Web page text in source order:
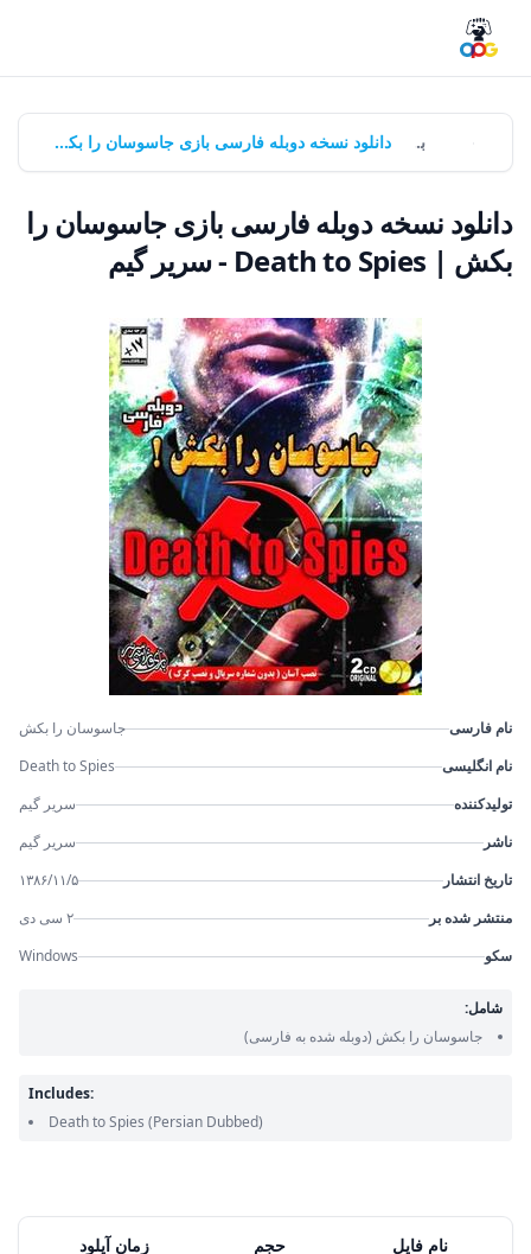
بازی‌ها دانلود نسخه دوبله فارسی بازی جاسوسان را بکش | Death to Spies - سریر گیم
دانلود نسخه دوبله فارسی بازی جاسوسان را
بکش | Death to Spies - سریر گیم
نام فایل حجم زمان آپلود
نام فارسی
جاسوسان را بکش
نام انگلیسی
Death to Spies
تولیدکننده
سریر گیم
ناشر
سریر گیم
تاریخ انتشار
۱۳۸۶/۱۱/۵
منتشر شده بر
۲ سی دی
سکو
Windows
شامل:
جاسوسان را بکش (دوبله شده به فارسی)
Includes:
Death to Spies (Persian Dubbed)